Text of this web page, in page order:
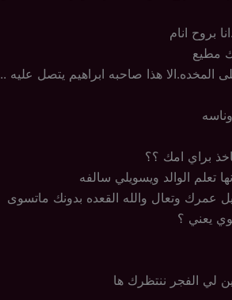
بروح انام
مطيع
المخده.الا هذا صاحبه ابراهيم يتصل عليه ..
براي امك ؟؟
تعلم الوالد ويسويلي سالفه
عمرك وتعال والله القعده بدونك ماتسوى
يعني ؟
لي الفجر ننتظرك ها